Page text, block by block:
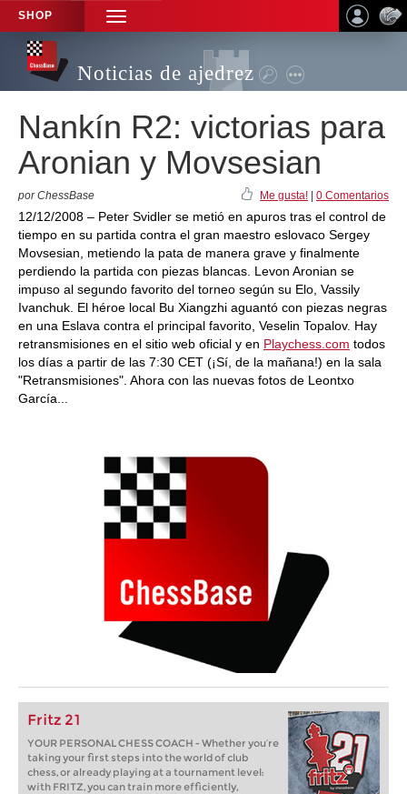
SHOP
TOGGLE
NAVIGATION
Noticias de ajedrez
Nankín R2: victorias para
Aronian y Movsesian
por ChessBase Me gusta! 0 Comentarios
12/12/2008 – Peter Svidler se metió en apuros tras el control de
tiempo en su partida contra el gran maestro eslovaco Sergey
Movsesian, metiendo la pata de manera grave y finalmente
perdiendo la partida con piezas blancas. Levon Aronian se
impuso al segundo favorito del torneo según su Elo, Vassily
Ivanchuk. El héroe local Bu Xiangzhi aguantó con piezas negras
en una Eslava contra el principal favorito, Veselin Topalov. Hay
retransmisiones en el sitio web oficial y en Playchess.com todos
los días a partir de las 7:30 CET (¡Sí, de la mañana!) en la sala
"Retransmisiones". Ahora con las nuevas fotos de Leontxo
García...
Fritz 21
YOUR PERSONAL CHESS COACH - Whether you’re
taking your first steps into the world of club
chess, or already playing at a tournament level:
with FRITZ, you can train more efficiently,